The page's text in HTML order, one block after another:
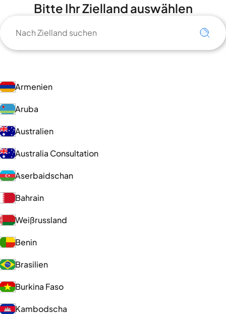
Bitte Ihr Zielland auswählen
Armenien
Aruba
Australien
Australia Consultation
Aserbaidschan
Bahrain
Weißrussland
Benin
Brasilien
Burkina Faso
Kambodscha